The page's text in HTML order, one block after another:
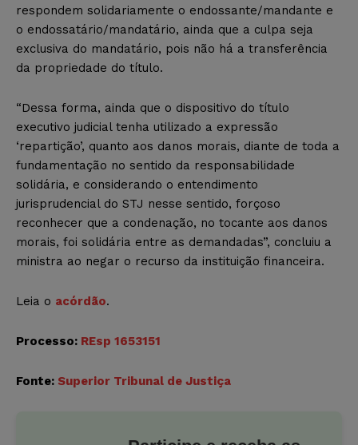
respondem solidariamente o endossante/mandante e
o endossatário/mandatário, ainda que a culpa seja
exclusiva do mandatário, pois não há a transferência
da propriedade do título.
“Dessa forma, ainda que o dispositivo do título
executivo judicial tenha utilizado a expressão
‘repartição’, quanto aos danos morais, diante de toda a
fundamentação no sentido da responsabilidade
solidária, e considerando o entendimento
jurisprudencial do STJ nesse sentido, forçoso
reconhecer que a condenação, no tocante aos danos
morais, foi solidária entre as demandadas”, concluiu a
ministra ao negar o recurso da instituição financeira.
Leia o acórdão.
Processo: REsp 1653151
Fonte: Superior Tribunal de Justiça